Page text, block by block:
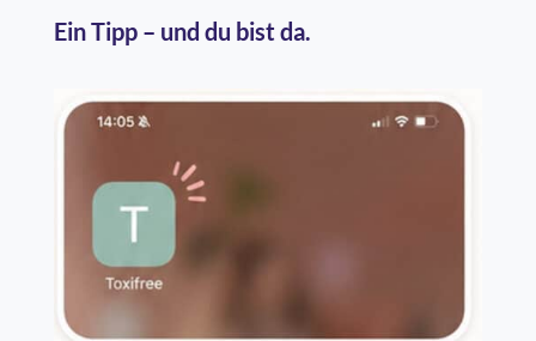
Ein Tipp – und du bist da.